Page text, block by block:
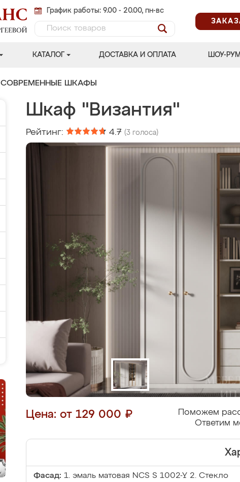
График работы: 9.00 - 20.00, пн-вс
КАТАЛОГ ДОСТАВКА И ОПЛАТА ШОУ-РУМ
СОВРЕМЕННЫЕ ШКАФЫ
Шкаф "Византия"
Рейтинг: 4.7 (3 голоса)
Цена: от 129 000 ₽
Поможем
Ответим
Фасад: 1. эмаль матовая NCS S 1002-Y 2. Стекло